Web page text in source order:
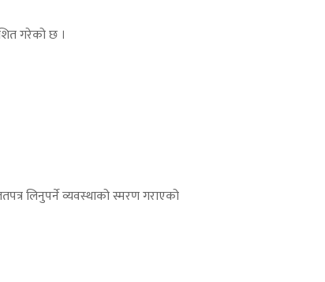
गरेको छ ।
लिनुपर्ने व्यवस्थाको स्मरण गराएको